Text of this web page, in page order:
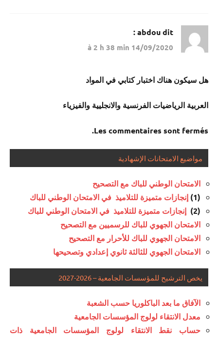
abdoudit :
14/09/2020 à 2 h 38 min
هل سيكون هناك اختبار كتابي في المواد
العربية الرياضيات الفرنسية والانجليية والفيزياء
Les commentaires sont fermés.
مواضيع الامتحانات الإشهادية
الامتحان الوطني للباك مع التصحيح
(1)
إنجازات متميزة للتلاميذ في الامتحان الوطني للباك
(2)
إنجازات متميزة للتلاميذ في الامتحان الوطني للباك
الامتحان الجهوي للباك للرسميين مع التصحيح
الامتحان الجهوي للباك للأحرار مع التصحيح
الامتحان الجهوي للثالثة ثانوي إعدادي وتصحيحها
يخص الترشيح للمؤسسات الجامعية – 2026-2027
الآفاق ما بعد الباكلوريا حسب الشعبة
معدل الانتقاء لولوج المؤسسات الجامعية
حساب نقط الانتقاء لولوج المؤسسات الجامعية ذات